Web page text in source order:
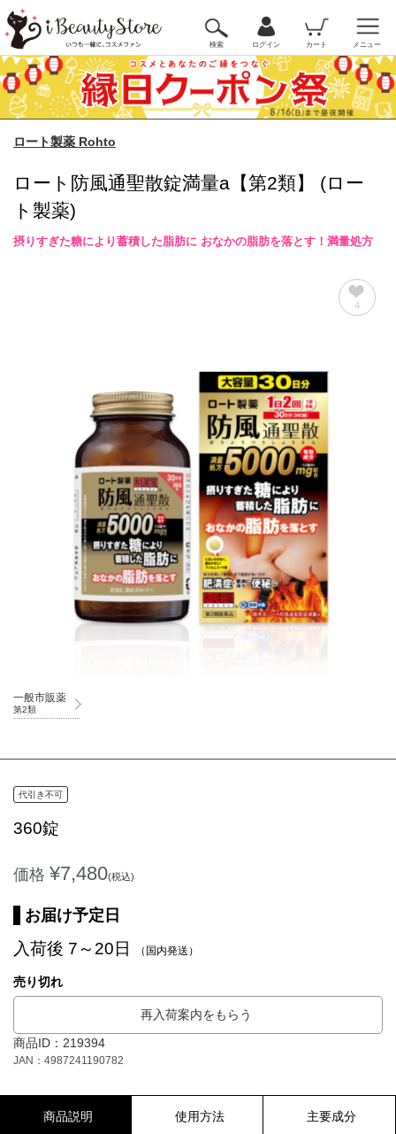
検索 ログイン カート メニュー
ロート製薬 Rohto
ロート防風通聖散錠満量a【第2類】 (ロー
ト製薬)
摂りすぎた糖により蓄積した脂肪に おなかの脂肪を落とす！満量処方
4
一般市販薬
第2類
代引き不可
360錠
価格 ¥7,480(税込)
お届け予定日
入荷後 7～20日 （国内発送）
売り切れ
再入荷案内をもらう
商品ID：219394
JAN：4987241190782
商品説明 使用方法 主要成分